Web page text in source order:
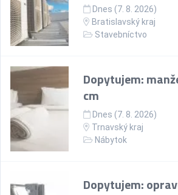
Dnes (7. 8. 2026)
Bratislavský kraj
Stavebníctvo
Dopytujem:
cm
Dnes (7. 8. 2026)
Trnavský kraj
Nábytok
Dopytujem: